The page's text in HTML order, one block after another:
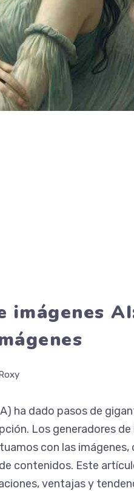
imágenes
ha dado pasos de
Los generadores
con las
contenidos. Este
ventajas y